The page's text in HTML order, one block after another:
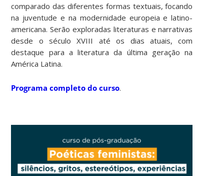
comparado das diferentes formas textuais, focando
na juventude e na modernidade europeia e latino-
americana. Serão exploradas literaturas e narrativas
desde o século XVIII até os dias atuais, com
destaque para a literatura da última geração na
América Latina.
Programa completo do curso.